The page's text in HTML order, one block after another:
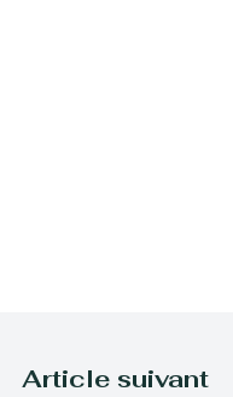
Article suivant